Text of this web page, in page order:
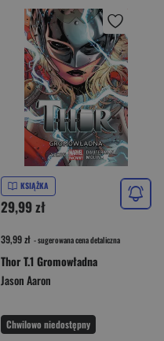
KSIĄŻKA
29,99 zł
39,99 zł - sugerowana cena detaliczna
Thor T.1 Gromowładna
Jason Aaron
Chwilowo niedostępny